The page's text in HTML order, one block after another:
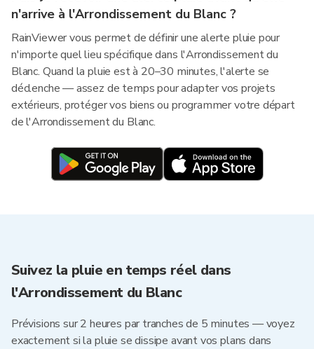
n'arrive à l'Arrondissement du Blanc ?
RainViewer vous permet de définir une alerte pluie pour
n'importe quel lieu spécifique dans l'Arrondissement du
Blanc. Quand la pluie est à 20–30 minutes, l'alerte se
déclenche — assez de temps pour adapter vos projets
extérieurs, protéger vos biens ou programmer votre départ
de l'Arrondissement du Blanc.
Suivez la pluie en temps réel dans
l'Arrondissement du Blanc
Prévisions sur 2 heures par tranches de 5 minutes — voyez
exactement si la pluie se dissipe avant vos plans dans